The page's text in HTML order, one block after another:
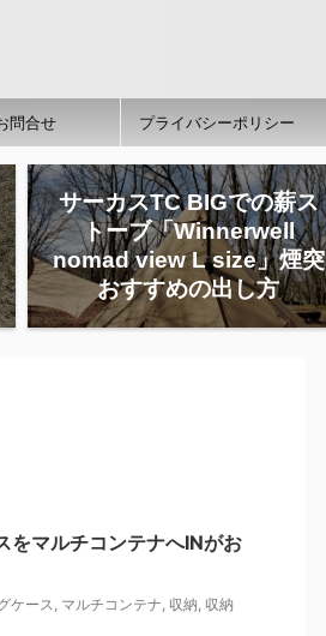
問合せ プライバシーポリシー
サーカスTC BIGでの薪ス
トーブ「Winnerwell
nomad view L size」煙突
おすすめの出し方
をマルチコンテナへINがお
ケース, マルチコンテナ, 収納, 収納